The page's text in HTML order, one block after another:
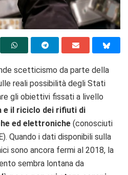
scetticismo da parte della
reali possibilità degli Stati
gli obiettivi fissati a livello
e il riciclo dei rifiuti di
ed elettroniche (conosciuti
Quando i dati disponibili sulla
sono ancora fermi al 2018, la
sembra lontana da